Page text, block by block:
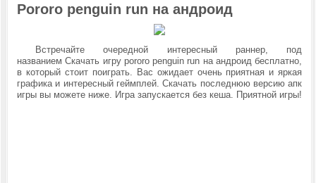
Pororo penguin run на андроид
Встречайте очередной интересный раннер, под
названием Скачать игру pororo penguin run на андроид бесплатно,
в который стоит поиграть. Вас ожидает очень приятная и яркая
графика и интересный геймплей.Скачать последнюю версию апк
игры вы можете ниже. Игра запускается без кеша. Приятной игры!